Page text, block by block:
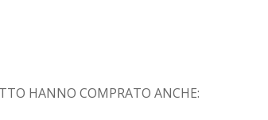
HANNO COMPRATO ANCHE: